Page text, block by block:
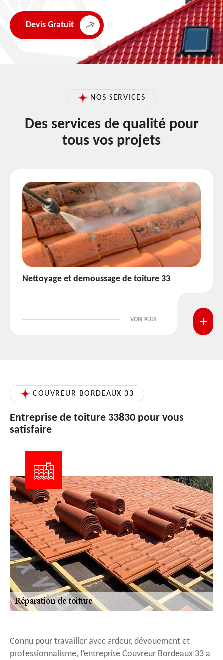
Devis Gratuit
NOS SERVICES
Des services de qualité pour
tous vos projets
Etanchéité toiture 33
VOIR PLUS
COUVREUR BORDEAUX 33
Entreprise de toiture 33830 pour vous
satisfaire
Connu pour travailler avec ardeur, dévouement et
professionnalisme, l’entreprise Couvreur Bordeaux 33 a